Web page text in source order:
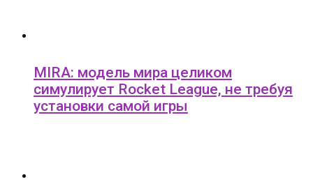
MIRA: модель мира целиком
симулирует Rocket League, не требуя
установки самой игры